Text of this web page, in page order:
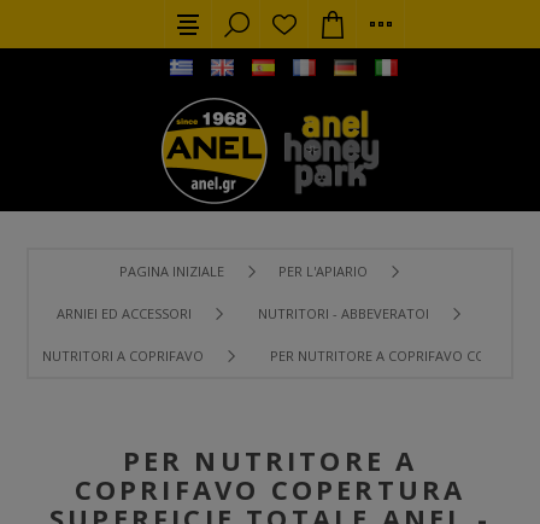
PAGINA INIZIALE PER L'APIARIO
ARNIEI ED ACCESSORI NUTRITORI - ABBEVERATOI
NUTRITORI A COPRIFAVO PER NUTRITORE A COPRIFAVO
PER NUTRITORE A
COPRIFAVO COPERTURA